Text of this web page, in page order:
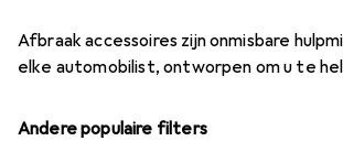
Afbraak accessoires zijn onmisbare
elke automobilist, ontworpen om u te
Andere populaire filters